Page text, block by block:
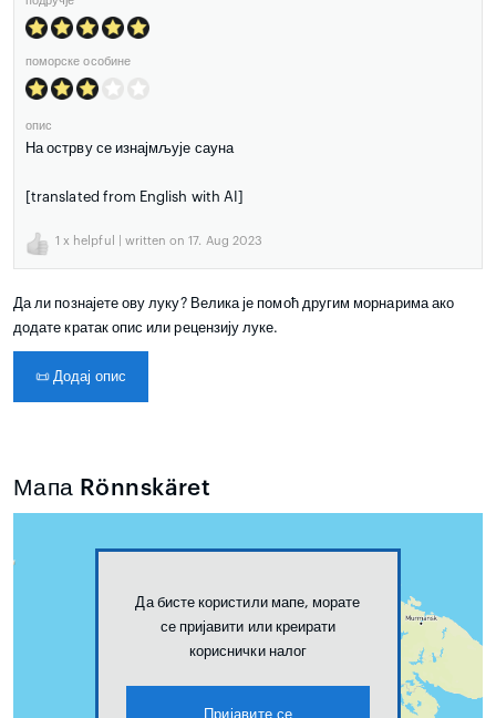
поморске особине
опис
На острву се изнајмљује сауна
[translated from English with AI]
1 x helpful | written on 17. Aug 2023
Да ли познајете ову луку? Велика је помоћ другим морнарима ако
додате кратак опис или рецензију луке.
📜 Додај опис
Мапа Rönnskäret
Да бисте користили мапе, морате
се пријавити или креирати
кориснички налог
Пријавите се